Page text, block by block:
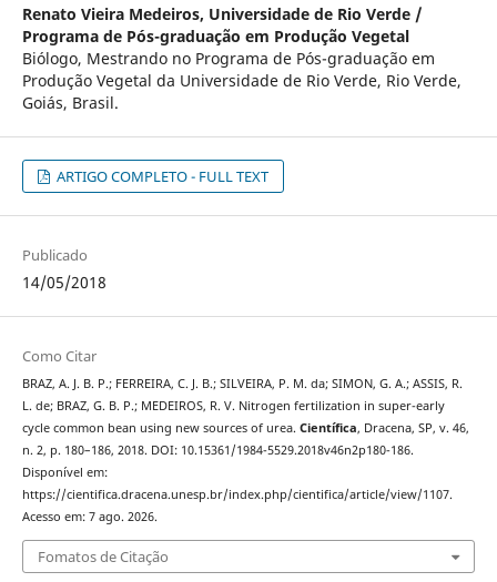
Renato Vieira Medeiros, Universidade de Rio Verde /
Programa de Pós-graduação em Produção Vegetal
Biólogo, Mestrando no Programa de Pós-graduação em
Produção Vegetal da Universidade de Rio Verde, Rio Verde,
Goiás, Brasil.
ARTIGO COMPLETO - FULL TEXT
Publicado
14/05/2018
Como Citar
BRAZ, A. J. B. P.; FERREIRA, C. J. B.; SILVEIRA, P. M. da; SIMON, G. A.; ASSIS, R.
L. de; BRAZ, G. B. P.; MEDEIROS, R. V. Nitrogen fertilization in super-early
cycle common bean using new sources of urea. Científica, Dracena, SP, v. 46,
n. 2, p. 180–186, 2018. DOI: 10.15361/1984-5529.2018v46n2p180-186.
Disponível em:
https://cientifica.dracena.unesp.br/index.php/cientifica/article/view/1107.
Acesso em: 7 ago. 2026.
Fomatos de Citação